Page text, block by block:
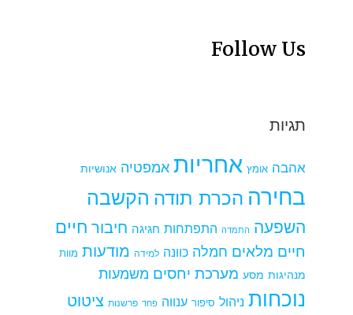
Follow Us
תגיות
אהבה אומץ אחריות אמפטיה אנושיות
בחירה הכרת תודה הקשבה
השפעה התמדה התפתחות חגיגה חיבור חיים
חיים מלאים חמלה כוונה למידה מודעות מוות
מנהיגות מסע מערכת יחסים משמעות
נוכחות ניהול סיפור ענווה פחד פרשנות ציטוט